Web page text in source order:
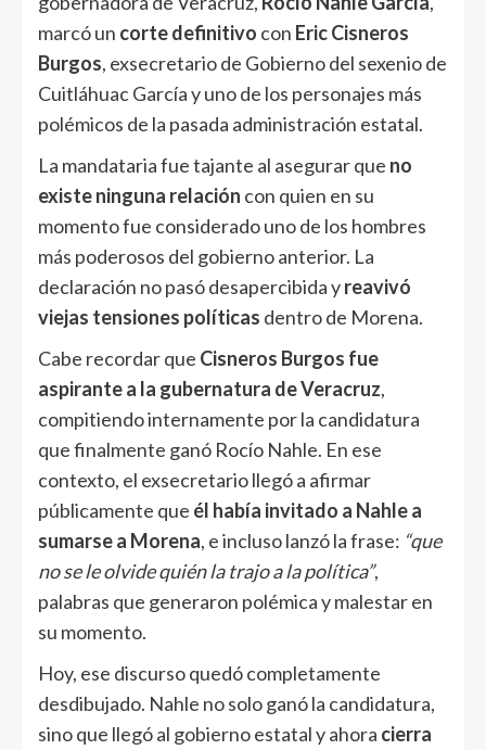
marcó un corte definitivo con Eric Cisneros
Burgos, exsecretario de Gobierno del sexenio de
Cuitláhuac García y uno de los personajes más
polémicos de la pasada administración estatal.
La mandataria fue tajante al asegurar que no
existe ninguna relación con quien en su
momento fue considerado uno de los hombres
más poderosos del gobierno anterior. La
declaración no pasó desapercibida yreavivó
viejas tensiones políticas dentro de Morena.
Cabe recordar que Cisneros Burgos fue
aspirante a la gubernatura de Veracruz,
compitiendo internamente por la candidatura
que finalmente ganó Rocío Nahle. En ese
contexto, el exsecretario llegó a afirmar
públicamente que él había invitado a Nahle a
sumarse a Morena, e incluso lanzó la frase: “que
no se le olvide quién la trajo a la política”,
palabras que generaron polémica y malestar en
su momento.
Hoy, ese discurso quedó completamente
desdibujado. Nahle no solo ganó la candidatura,
sino que llegó al gobierno estatal y ahora cierra